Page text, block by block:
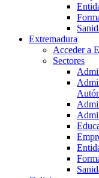
Extremadura
Acceder a
Sectores